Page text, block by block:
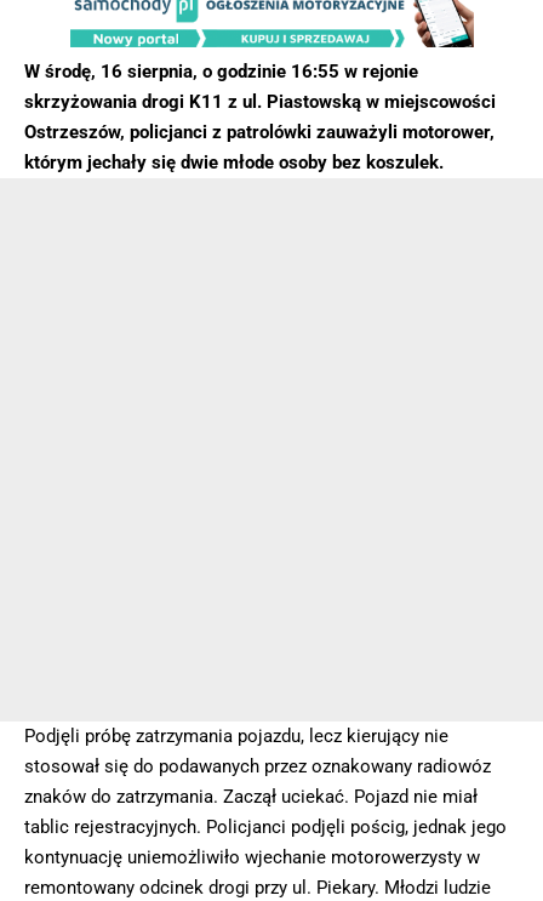
W środę, 16 sierpnia, o godzinie 16:55 w rejonie
skrzyżowania drogi K11 z ul. Piastowską w miejscowości
Ostrzeszów, policjanci z patrolówki zauważyli motorower,
którym jechały się dwie młode osoby bez koszulek.
Podjęli próbę zatrzymania pojazdu, lecz kierujący nie
stosował się do podawanych przez oznakowany radiowóz
znaków do zatrzymania. Zaczął uciekać. Pojazd nie miał
tablic rejestracyjnych. Policjanci podjęli pościg, jednak jego
kontynuację uniemożliwiło wjechanie motorowerzysty w
remontowany odcinek drogi przy ul. Piekary. Młodzi ludzie